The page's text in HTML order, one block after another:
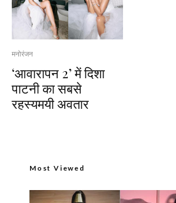
मनोरंजन
‘आवारापन 2’ में दिशा
पाटनी का सबसे
रहस्यमयी अवतार
Most Viewed